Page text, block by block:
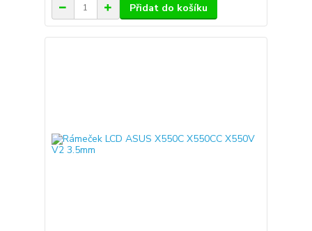
Přidat do košíku